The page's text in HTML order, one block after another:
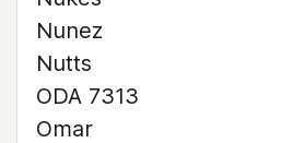
Nunez
Nutts
ODA 7313
Omar